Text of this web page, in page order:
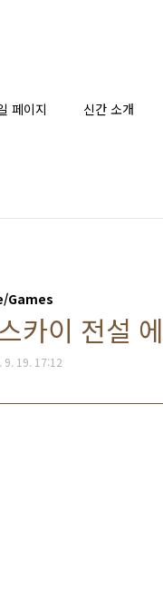
페이지 신간 소개
Games
카이 전설
9. 19. 17:12